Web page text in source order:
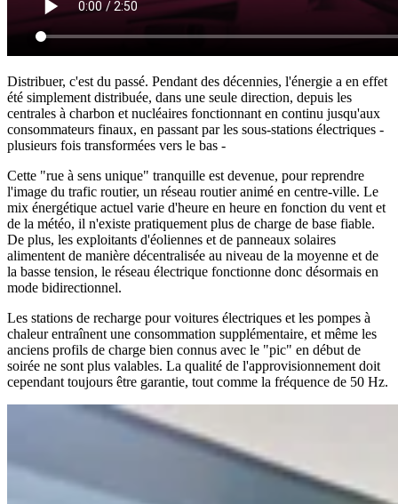
Distribuer, c'est du passé. Pendant des décennies, l'énergie a en effet
été simplement distribuée, dans une seule direction, depuis les
centrales à charbon et nucléaires fonctionnant en continu jusqu'aux
consommateurs finaux, en passant par les sous-stations électriques -
plusieurs fois transformées vers le bas -
Cette "rue à sens unique" tranquille est devenue, pour reprendre
l'image du trafic routier, un réseau routier animé en centre-ville. Le
mix énergétique actuel varie d'heure en heure en fonction du vent et
de la météo, il n'existe pratiquement plus de charge de base fiable.
De plus, les exploitants d'éoliennes et de panneaux solaires
alimentent de manière décentralisée au niveau de la moyenne et de
la basse tension, le réseau électrique fonctionne donc désormais en
mode bidirectionnel.
Les stations de recharge pour voitures électriques et les pompes à
chaleur entraînent une consommation supplémentaire, et même les
anciens profils de charge bien connus avec le "pic" en début de
soirée ne sont plus valables. La qualité de l'approvisionnement doit
cependant toujours être garantie, tout comme la fréquence de 50 Hz.